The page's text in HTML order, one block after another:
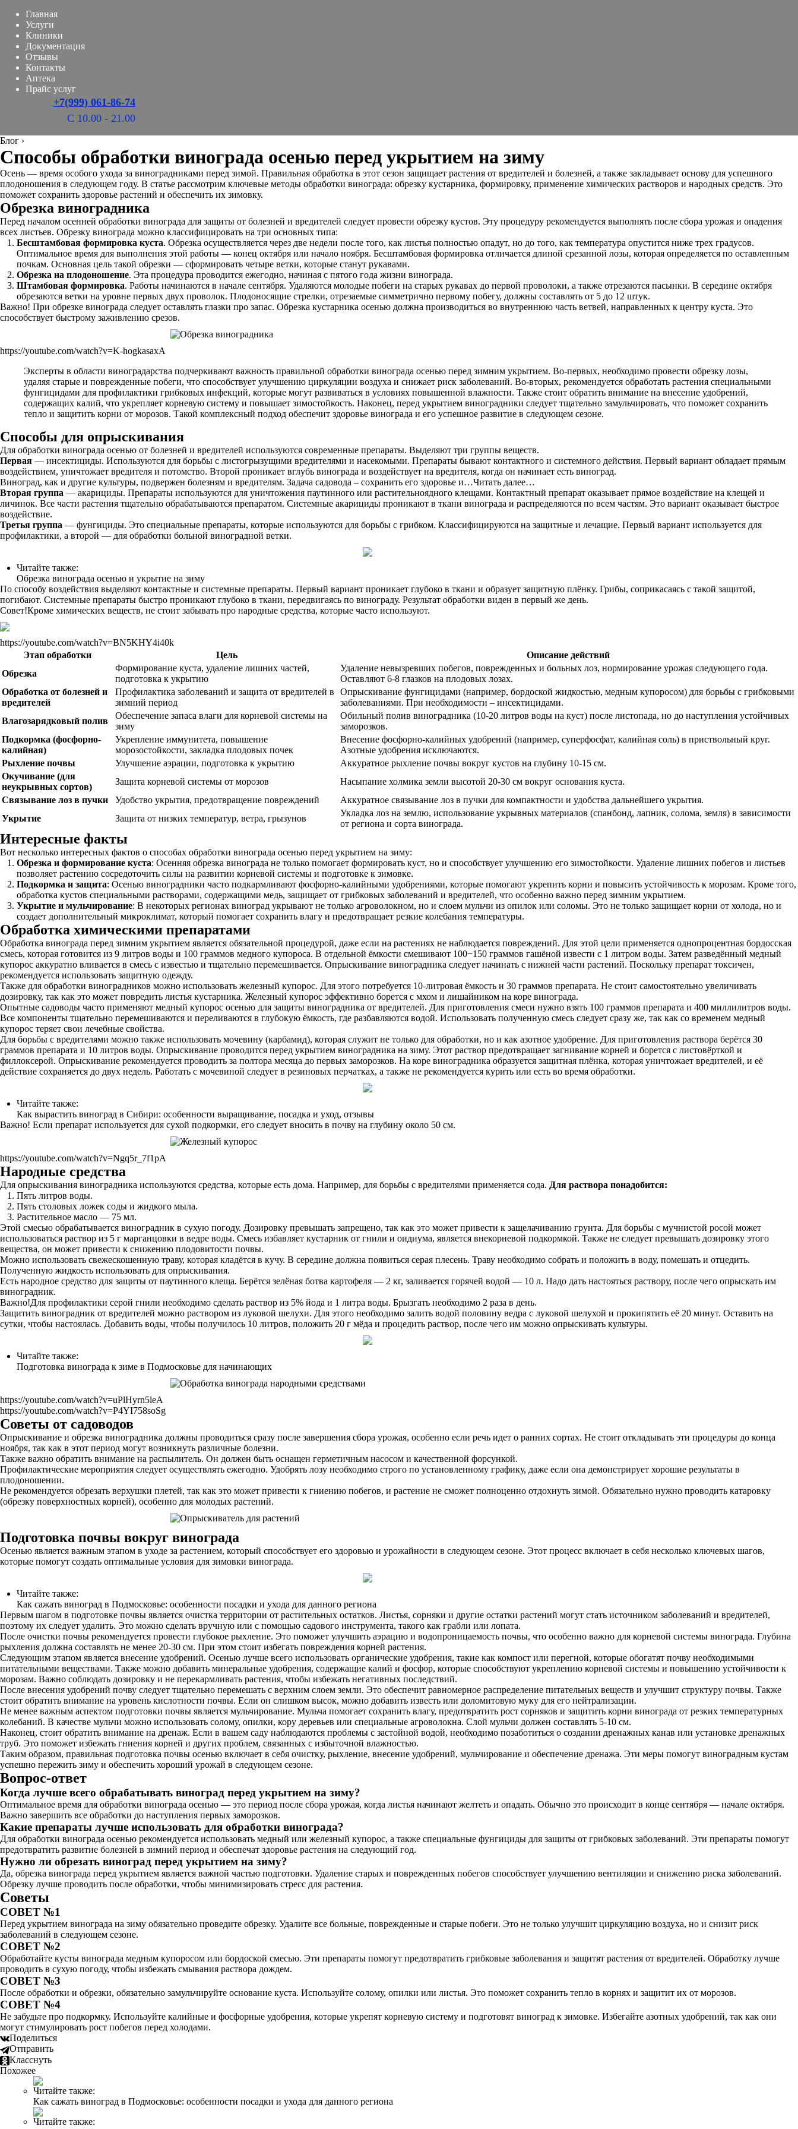
Главная
Услуги
Клиники
Документация
Отзывы
Контакты
Аптека
Прайс услуг
+7(999) 061-86-74
С 10.00 - 21.00
Блог ›
Способы обработки винограда осенью перед укрытием на зиму
Осень — время особого ухода за виноградниками перед зимой. Правильная обработка в этот сезон защищает растения от вредителей и болезней, а также закладывает основу для успешного
плодоношения в следующем году. В статье рассмотрим ключевые методы обработки винограда: обрезку кустарника, формировку, применение химических растворов и народных средств. Это
поможет сохранить здоровье растений и обеспечить их зимовку.
Обрезка виноградника
Перед началом осенней обработки винограда для защиты от болезней и вредителей следует провести обрезку кустов. Эту процедуру рекомендуется выполнять после сбора урожая и опадения
всех листьев. Обрезку винограда можно классифицировать на три основных типа:
Бесштамбовая формировка куста. Обрезка осуществляется через две недели после того, как листья полностью опадут, но до того, как температура опустится ниже трех градусов.
Оптимальное время для выполнения этой работы — конец октября или начало ноября. Бесштамбовая формировка отличается длиной срезанной лозы, которая определяется по оставленным
почкам. Основная цель такой обрезки — сформировать четыре ветки, которые станут рукавами.
Обрезка на плодоношение. Эта процедура проводится ежегодно, начиная с пятого года жизни винограда.
Штамбовая формировка. Работы начинаются в начале сентября. Удаляются молодые побеги на старых рукавах до первой проволоки, а также отрезаются пасынки. В середине октября
обрезаются ветки на уровне первых двух проволок. Плодоносящие стрелки, отрезаемые симметрично первому побегу, должны составлять от 5 до 12 штук.
Важно! При обрезке винограда следует оставлять глазки про запас. Обрезка кустарника осенью должна производиться во внутреннюю часть ветвей, направленных к центру куста. Это
способствует быстрому заживлению срезов.
https://youtube.com/watch?v=K-hogkasaxA
Эксперты в области виноградарства подчеркивают важность правильной обработки винограда осенью перед зимним укрытием. Во-первых, необходимо провести обрезку лозы,
удаляя старые и поврежденные побеги, что способствует улучшению циркуляции воздуха и снижает риск заболеваний. Во-вторых, рекомендуется обработать растения специальными
фунгицидами для профилактики грибковых инфекций, которые могут развиваться в условиях повышенной влажности. Также стоит обратить внимание на внесение удобрений,
содержащих калий, что укрепляет корневую систему и повышает зимостойкость. Наконец, перед укрытием виноградники следует тщательно замульчировать, что поможет сохранить
тепло и защитить корни от морозов. Такой комплексный подход обеспечит здоровье винограда и его успешное развитие в следующем сезоне.
Способы для опрыскивания
Для обработки винограда осенью от болезней и вредителей используются современные препараты. Выделяют три группы веществ.
Первая — инсектициды. Используются для борьбы с листогрызущими вредителями и насекомыми. Препараты бывают контактного и системного действия. Первый вариант обладает прямым
воздействием, уничтожает вредителя и потомство. Второй проникает вглубь винограда и воздействует на вредителя, когда он начинает есть виноград.
Виноград, как и другие культуры, подвержен болезням и вредителям. Задача садовода – сохранить его здоровье и…Читать далее…
Вторая группа — акарициды. Препараты используются для уничтожения паутинного или растительноядного клещами. Контактный препарат оказывает прямое воздействие на клещей и
личинок. Все части растения тщательно обрабатываются препаратом. Системные акарициды проникают в ткани винограда и распределяются по всем частям. Это вариант оказывает быстрое
воздействие.
Третья группа — фунгициды. Это специальные препараты, которые используются для борьбы с грибком. Классифицируются на защитные и лечащие. Первый вариант используется для
профилактики, а второй — для обработки больной виноградной ветки.
Читайте также:
Обрезка винограда осенью и укрытие на зиму
По способу воздействия выделяют контактные и системные препараты. Первый вариант проникает глубоко в ткани и образует защитную плёнку. Грибы, соприкасаясь с такой защитой,
погибают. Системные препараты быстро проникают глубоко в ткани, передвигаясь по винограду. Результат обработки виден в первый же день.
Совет!Кроме химических веществ, не стоит забывать про народные средства, которые часто используют.
https://youtube.com/watch?v=BN5KHY4i40k
Этап обработки
Цель
Описание действий
Обрезка
Формирование куста, удаление лишних частей,
подготовка к укрытию
Удаление невызревших побегов, поврежденных и больных лоз, нормирование урожая следующего года.
Оставляют 6-8 глазков на плодовых лозах.
Обработка от болезней и
вредителей
Профилактика заболеваний и защита от вредителей в
зимний период
Опрыскивание фунгицидами (например, бордоской жидкостью, медным купоросом) для борьбы с грибковыми
заболеваниями. При необходимости – инсектицидами.
Влагозарядковый полив
Обеспечение запаса влаги для корневой системы на
зиму
Обильный полив виноградника (10-20 литров воды на куст) после листопада, но до наступления устойчивых
заморозков.
Подкормка (фосфорно-
калийная)
Укрепление иммунитета, повышение
морозостойкости, закладка плодовых почек
Внесение фосфорно-калийных удобрений (например, суперфосфат, калийная соль) в приствольный круг.
Азотные удобрения исключаются.
Рыхление почвы
Улучшение аэрации, подготовка к укрытию
Аккуратное рыхление почвы вокруг кустов на глубину 10-15 см.
Окучивание (для
неукрывных сортов)
Защита корневой системы от морозов
Насыпание холмика земли высотой 20-30 см вокруг основания куста.
Связывание лоз в пучки
Удобство укрытия, предотвращение повреждений
Аккуратное связывание лоз в пучки для компактности и удобства дальнейшего укрытия.
Укрытие
Защита от низких температур, ветра, грызунов
Укладка лоз на землю, использование укрывных материалов (спанбонд, лапник, солома, земля) в зависимости
от региона и сорта винограда.
Интересные факты
Вот несколько интересных фактов о способах обработки винограда осенью перед укрытием на зиму:
Обрезка и формирование куста: Осенняя обрезка винограда не только помогает формировать куст, но и способствует улучшению его зимостойкости. Удаление лишних побегов и листьев
позволяет растению сосредоточить силы на развитии корневой системы и подготовке к зимовке.
Подкормка и защита: Осенью виноградники часто подкармливают фосфорно-калийными удобрениями, которые помогают укрепить корни и повысить устойчивость к морозам. Кроме того,
обработка кустов специальными растворами, содержащими медь, защищает от грибковых заболеваний и вредителей, что особенно важно перед зимним укрытием.
Укрытие и мульчирование: В некоторых регионах виноград укрывают не только агроволокном, но и слоем мульчи из опилок или соломы. Это не только защищает корни от холода, но и
создает дополнительный микроклимат, который помогает сохранить влагу и предотвращает резкие колебания температуры.
Обработка химическими препаратами
Обработка винограда перед зимним укрытием является обязательной процедурой, даже если на растениях не наблюдается повреждений. Для этой цели применяется однопроцентная бордосская
смесь, которая готовится из 9 литров воды и 100 граммов медного купороса. В отдельной ёмкости смешивают 100−150 граммов гашёной извести с 1 литром воды. Затем разведённый медный
купорос аккуратно вливается в смесь с известью и тщательно перемешивается. Опрыскивание виноградника следует начинать с нижней части растений. Поскольку препарат токсичен,
рекомендуется использовать защитную одежду.
Также для обработки виноградников можно использовать железный купорос. Для этого потребуется 10-литровая ёмкость и 30 граммов препарата. Не стоит самостоятельно увеличивать
дозировку, так как это может повредить листья кустарника. Железный купорос эффективно борется с мхом и лишайником на коре винограда.
Опытные садоводы часто применяют медный купорос осенью для защиты виноградника от вредителей. Для приготовления смеси нужно взять 100 граммов препарата и 400 миллилитров воды.
Все компоненты тщательно перемешиваются и переливаются в глубокую ёмкость, где разбавляются водой. Использовать полученную смесь следует сразу же, так как со временем медный
купорос теряет свои лечебные свойства.
Для борьбы с вредителями можно также использовать мочевину (карбамид), которая служит не только для обработки, но и как азотное удобрение. Для приготовления раствора берётся 30
граммов препарата и 10 литров воды. Опрыскивание проводится перед укрытием виноградника на зиму. Этот раствор предотвращает загнивание корней и борется с листовёрткой и
филлоксерой. Опрыскивание рекомендуется проводить за полтора месяца до первых заморозков. На коре виноградника образуется защитная плёнка, которая уничтожает вредителей, и её
действие сохраняется до двух недель. Работать с мочевиной следует в резиновых перчатках, а также не рекомендуется курить или есть во время обработки.
Читайте также:
Как вырастить виноград в Сибири: особенности выращивание, посадка и уход, отзывы
Важно! Если препарат используется для сухой подкормки, его следует вносить в почву на глубину около 50 см.
https://youtube.com/watch?v=Ngq5r_7f1pA
Народные средства
Для опрыскивания виноградника используются средства, которые есть дома. Например, для борьбы с вредителями применяется сода. Для раствора понадобится:
Пять литров воды.
Пять столовых ложек соды и жидкого мыла.
Растительное масло — 75 мл.
Этой смесью обрабатывается виноградник в сухую погоду. Дозировку превышать запрещено, так как это может привести к защелачиванию грунта. Для борьбы с мучнистой росой может
использоваться раствор из 5 г марганцовки в ведре воды. Смесь избавляет кустарник от гнили и оидиума, является внекорневой подкормкой. Также не следует превышать дозировку этого
вещества, он может привести к снижению плодовитости почвы.
Можно использовать свежескошенную траву, которая кладётся в кучу. В середине должна появиться серая плесень. Траву необходимо собрать и положить в воду, помешать и отцедить.
Полученную жидкость использовать для опрыскивания.
Есть народное средство для защиты от паутинного клеща. Берётся зелёная ботва картофеля — 2 кг, заливается горячей водой — 10 л. Надо дать настояться раствору, после чего опрыскать им
виноградник.
Важно!Для профилактики серой гнили необходимо сделать раствор из 5% йода и 1 литра воды. Брызгать необходимо 2 раза в день.
Защитить виноградник от вредителей можно раствором из луковой шелухи. Для этого необходимо залить водой половину ведра с луковой шелухой и прокипятить её 20 минут. Оставить на
сутки, чтобы настоялась. Добавить воды, чтобы получилось 10 литров, положить 20 г мёда и процедить раствор, после чего им можно опрыскивать культуры.
Читайте также:
Подготовка винограда к зиме в Подмосковье для начинающих
https://youtube.com/watch?v=uPlHyrn5leA
https://youtube.com/watch?v=P4YI758soSg
Советы от садоводов
Опрыскивание и обрезка виноградника должны проводиться сразу после завершения сбора урожая, особенно если речь идет о ранних сортах. Не стоит откладывать эти процедуры до конца
ноября, так как в этот период могут возникнуть различные болезни.
Также важно обратить внимание на распылитель. Он должен быть оснащен герметичным насосом и качественной форсункой.
Профилактические мероприятия следует осуществлять ежегодно. Удобрять лозу необходимо строго по установленному графику, даже если она демонстрирует хорошие результаты в
плодоношении.
Не рекомендуется обрезать верхушки плетей, так как это может привести к гниению побегов, и растение не сможет полноценно отдохнуть зимой. Обязательно нужно проводить катаровку
(обрезку поверхностных корней), особенно для молодых растений.
Подготовка почвы вокруг винограда
Осенью является важным этапом в уходе за растением, который способствует его здоровью и урожайности в следующем сезоне. Этот процесс включает в себя несколько ключевых шагов,
которые помогут создать оптимальные условия для зимовки винограда.
Читайте также:
Как сажать виноград в Подмосковье: особенности посадки и ухода для данного региона
Первым шагом в подготовке почвы является очистка территории от растительных остатков. Листья, сорняки и другие остатки растений могут стать источником заболеваний и вредителей,
поэтому их следует удалить. Это можно сделать вручную или с помощью садового инструмента, такого как грабли или лопата.
После очистки почвы рекомендуется провести глубокое рыхление. Это поможет улучшить аэрацию и водопроницаемость почвы, что особенно важно для корневой системы винограда. Глубина
рыхления должна составлять не менее 20-30 см. При этом стоит избегать повреждения корней растения.
Следующим этапом является внесение удобрений. Осенью лучше всего использовать органические удобрения, такие как компост или перегной, которые обогатят почву необходимыми
питательными веществами. Также можно добавить минеральные удобрения, содержащие калий и фосфор, которые способствуют укреплению корневой системы и повышению устойчивости к
морозам. Важно соблюдать дозировку и не перекармливать растения, чтобы избежать негативных последствий.
После внесения удобрений почву следует тщательно перемешать с верхним слоем земли. Это обеспечит равномерное распределение питательных веществ и улучшит структуру почвы. Также
стоит обратить внимание на уровень кислотности почвы. Если он слишком высок, можно добавить известь или доломитовую муку для его нейтрализации.
Не менее важным аспектом подготовки почвы является мульчирование. Мульча помогает сохранить влагу, предотвратить рост сорняков и защитить корни винограда от резких температурных
колебаний. В качестве мульчи можно использовать солому, опилки, кору деревьев или специальные агроволокна. Слой мульчи должен составлять 5-10 см.
Наконец, стоит обратить внимание на дренаж. Если в вашем саду наблюдаются проблемы с застойной водой, необходимо позаботиться о создании дренажных канав или установке дренажных
труб. Это поможет избежать гниения корней и других проблем, связанных с избыточной влажностью.
Таким образом, правильная подготовка почвы осенью включает в себя очистку, рыхление, внесение удобрений, мульчирование и обеспечение дренажа. Эти меры помогут виноградным кустам
успешно пережить зиму и обеспечить хороший урожай в следующем сезоне.
Вопрос-ответ
Когда лучше всего обрабатывать виноград перед укрытием на зиму?
Оптимальное время для обработки винограда осенью — это период после сбора урожая, когда листья начинают желтеть и опадать. Обычно это происходит в конце сентября — начале октября.
Важно завершить все обработки до наступления первых заморозков.
Какие препараты лучше использовать для обработки винограда?
Для обработки винограда осенью рекомендуется использовать медный или железный купорос, а также специальные фунгициды для защиты от грибковых заболеваний. Эти препараты помогут
предотвратить развитие болезней в зимний период и обеспечат здоровье растения на следующий год.
Нужно ли обрезать виноград перед укрытием на зиму?
Да, обрезка винограда перед укрытием является важной частью подготовки. Удаление старых и поврежденных побегов способствует улучшению вентиляции и снижению риска заболеваний.
Обрезку лучше проводить после обработки, чтобы минимизировать стресс для растения.
Советы
СОВЕТ №1
Перед укрытием винограда на зиму обязательно проведите обрезку. Удалите все больные, поврежденные и старые побеги. Это не только улучшит циркуляцию воздуха, но и снизит риск
заболеваний в следующем сезоне.
СОВЕТ №2
Обработайте кусты винограда медным купоросом или бордоской смесью. Эти препараты помогут предотвратить грибковые заболевания и защитят растения от вредителей. Обработку лучше
проводить в сухую погоду, чтобы избежать смывания раствора дождем.
СОВЕТ №3
После обработки и обрезки, обязательно замульчируйте основание куста. Используйте солому, опилки или листья. Это поможет сохранить тепло в корнях и защитит их от морозов.
СОВЕТ №4
Не забудьте про подкормку. Используйте калийные и фосфорные удобрения, которые укрепят корневую систему и подготовят виноград к зимовке. Избегайте азотных удобрений, так как они
могут стимулировать рост побегов перед холодами.
Поделиться
Отправить
Класснуть
Похожее
Читайте также:
Как сажать виноград в Подмосковье: особенности посадки и ухода для данного региона
Читайте также: